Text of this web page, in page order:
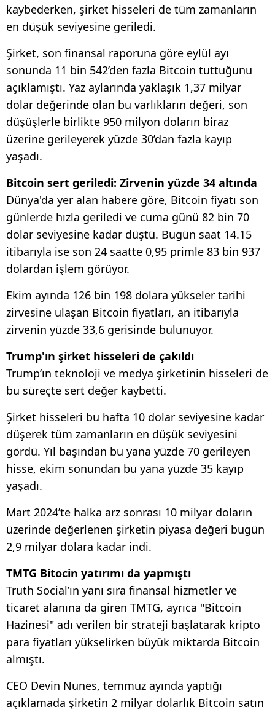
kaybederken, şirket hisseleri de tüm zamanların
en düşük seviyesine geriledi.
Şirket, son finansal raporuna göre eylül ayı
sonunda 11 bin 542’den fazla Bitcoin tuttuğunu
açıklamıştı. Yaz aylarında yaklaşık 1,37 milyar
dolar değerinde olan bu varlıkların değeri, son
düşüşlerle birlikte 950 milyon doların biraz
üzerine gerileyerek yüzde 30’dan fazla kayıp
yaşadı.
Bitcoin sert geriledi: Zirvenin yüzde 34 altında
Dünya'da yer alan habere göre, Bitcoin fiyatı son
günlerde hızla geriledi ve cuma günü 82 bin 70
dolar seviyesine kadar düştü. Bugün saat 14.15
itibarıyla ise son 24 saatte 0,95 primle 83 bin 937
dolardan işlem görüyor.
Ekim ayında 126 bin 198 dolara yükseler tarihi
zirvesine ulaşan Bitcoin fiyatları, an itibarıyla
zirvenin yüzde 33,6 gerisinde bulunuyor.
Trump'ın şirket hisseleri de çakıldı
Trump’ın teknoloji ve medya şirketinin hisseleri de
bu süreçte sert değer kaybetti.
Şirket hisseleri bu hafta 10 dolar seviyesine kadar
düşerek tüm zamanların en düşük seviyesini
gördü. Yıl başından bu yana yüzde 70 gerileyen
hisse, ekim sonundan bu yana yüzde 35 kayıp
yaşadı.
Mart 2024’te halka arz sonrası 10 milyar doların
üzerinde değerlenen şirketin piyasa değeri bugün
2,9 milyar dolara kadar indi.
TMTG Bitocin yatırımı da yapmıştı
Truth Social’ın yanı sıra finansal hizmetler ve
ticaret alanına da giren TMTG, ayrıca "Bitcoin
Hazinesi" adı verilen bir strateji başlatarak kripto
para fiyatları yükselirken büyük miktarda Bitcoin
almıştı.
CEO Devin Nunes, temmuz ayında yaptığı
açıklamada şirketin 2 milyar dolarlık Bitcoin satın